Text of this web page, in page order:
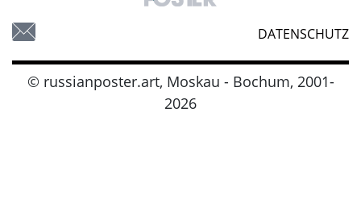
DATENSCHUTZ
© russianposter.art, Moskau - Bochum, 2001-
2026